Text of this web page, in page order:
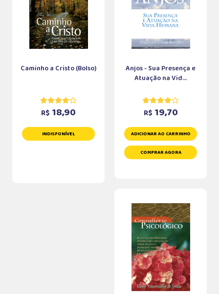
Caminho a Cristo (Bolso)
R$ 18,90
INDISPONÍVEL
Anjos - Sua Presença e
Atuação na Vid...
R$ 19,70
ADICIONAR AO CARRINHO
COMPRAR AGORA